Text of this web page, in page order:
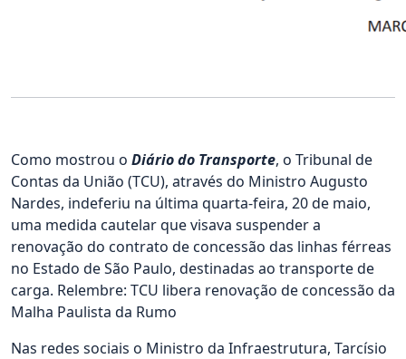
Como mostrou o Diário do Transporte, o Tribunal de
Contas da União (TCU), através do Ministro Augusto
Nardes, indeferiu na última quarta-feira, 20 de maio,
uma medida cautelar que visava suspender a
renovação do contrato de concessão das linhas férreas
no Estado de São Paulo, destinadas ao transporte de
carga. Relembre: TCU libera renovação de concessão da
Malha Paulista da Rumo
Nas redes sociais o Ministro da Infraestrutura, Tarcísio